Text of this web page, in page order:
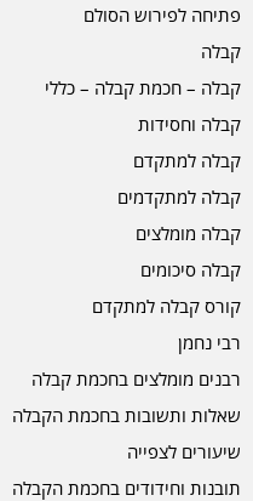
פתיחה לפירוש הסולם
קבלה
קבלה – חכמת קבלה – כללי
קבלה וחסידות
קבלה למתקדם
קבלה למתקדמים
קבלה מומלצים
קבלה סיכומים
קורס קבלה למתקדם
רבי נחמן
רבנים מומלצים בחכמת קבלה
שאלות ותשובות בחכמת הקבלה
שיעורים לצפייה
תובנות וחידודים בחכמת הקבלה